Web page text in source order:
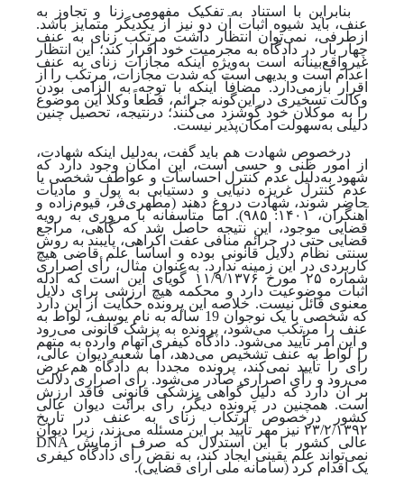
بنابراین با استناد به تفکیک مفهومی زنا و تجاوز به
عنف، باید شیوه اثبات آن دو نیز از یکدیگر متمایز باشد.
ازطرفی، نمی‌توان انتظار داشت مرتکب زنای به عنف
چهار بار در دادگاه به مجرمیت خود اقرار کند؛ این انتظار
غیرواقع‌بینانه است به‌ویژه اینکه مجازات زنای به عنف
اعدام است و بدیهی است که شدت مجازات، مرتکب را از
اقرار بازمی‌دارد. مضافاً اینکه با توجه‌ به الزامی ‌بودن
وکالت تسخیری در این‌گونه جرائم، قطعاً وکلا این موضوع
را به موکلان خود گوشزد می‌‌کنند؛ درنتیجه، تحصیل چنین
دلیلی به‌سهولت امکان‌پذیر نیست.
در‌خصوص شهادت هم باید گفت، بهدلیل اینکه شهادت،
از امور ظنی و حسی است، این امکان وجود دارد که
شهود به‌دلیل عدم کنترل احساسات و عواطف شخصی یا
عدم کنترل غریزه دنیایی و دستیابی به پول و مادیات
حاضر شوند، شهادت دروغ دهند (مطهری‌فر، قیوم‌زاده و
آهنگران، ۱۴۰۱: ۹۸۵).
اما متأسفانه با مروری به رویه
قضایی موجود، این نتیجه حاصل شد که گاهی، مراجع
قضایی حتی در جرائم منافی عفت اکراهی، پایبند به روش
سنتی نظام دلایل قانونی بوده و اساساً علم قاضی هیچ
کاربردی در این زمینه ندارد. به‌عنوان ‌مثال، رأی اصراری
شماره ۲۵ مورخ ۱۱/۹/۱۳۷۶ گویای این است که ادله
اثبات موضوعیت دارد و محکمه هیچ ارزشی برای دلایل
معنوی قائل نیست. خلاصه این پرونده حکایت از این دارد
که شخصی با یک نوجوان 19 ساله به نام یوسف، لواط به
عنف را مرتکب می‌شود، پرونده به پزشک ‌قانونی می‌رود
و این امر تأیید می‌شود. دادگاه کیفری اتهام وارده به متهم
را لواط به عنف تشخیص می‌دهد، اما شعبه دیوان عالی،
رأی را تأیید نمی‌کند، پرونده مجدداً به دادگاه هم‌عرض
می‌رود و رأی اصراری صادر می‌شود. رأی اصراری دلالت
بر آن دارد که دلیلِ گواهی پزشکی قانونی فاقد ارزش
است. همچنین در پرونده دیگر، رأی برائت دیوان عالی
کشور درخصوص ارتکاب زنای به عنف در تاریخ
۲۳/۲/۱۳۹۲ نیز مهر تأیید بر این مسئله می‌زند، زیرا دیوان
عالی کشور با این استدلال که صرف آزمایش DNA
نمی‌تواند علم یقینی ایجاد کند، به نقض رأی دادگاه کیفری
یک اقدام کرد (سامانه ملی آرای قضایی).